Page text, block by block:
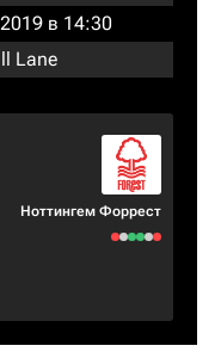
в 14:30
Lane
Ноттингем Форрест